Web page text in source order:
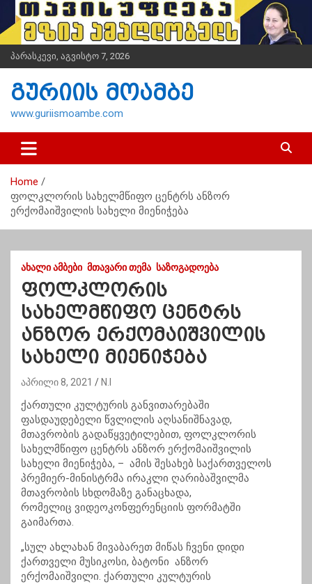
i
t
n
პარასკევი, აგვისტო 7, 2026
გურიის მოამბე
www.guriismoambe.com
Home
ფოლკლორის სახელმწიფო ცენტრს ანზორ
ერქომაიშვილის სახელი მიენიჭება
ᲐᲮᲐᲚᲘ ᲐᲛᲑᲔᲑᲘ ᲛᲗᲐᲕᲐᲠᲘ ᲗᲔᲛᲐ ᲡᲐᲖᲝᲒᲐᲓᲝᲔᲑᲐ
ფოლკლორის
სახელმწიფო ცენტრს
ანზორ ერქომაიშვილის
სახელი მიენიჭება
აპრილი 8, 2021 N.I
ქართული კულტურის განვითარებაში
ფასდაუდებელი წვლილის აღსანიშნავად,
მთავრობის გადაწყვეტილებით, ფოლკლორის
სახელმწიფო ცენტრს ანზორ ერქომაიშვილის
სახელი მიენიჭება, – ამის შესახებ საქართველოს
პრემიერ-მინისტრმა ირაკლი ღარიბაშვილმა
მთავრობის სხდომაზე განაცხადა,
რომელიც ვიდეოკონფერენციის ფორმატში
გაიმართა.
„სულ ახლახან მივაბარეთ მიწას ჩვენი დიდი
ქართველი მუსიკოსი, ბატონი ანზორ
ერქომაიშვილი. ქართული კულტურის